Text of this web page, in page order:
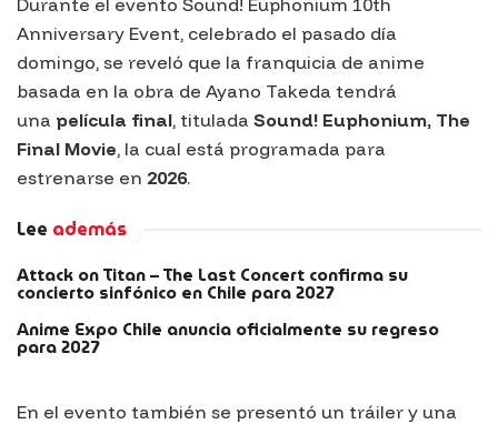
Anniversary Event, celebrado el pasado día
domingo, se reveló que la franquicia de anime
basada en la obra de Ayano Takeda tendrá
una película final, titulada Sound! Euphonium, The
Final Movie, la cual está programada para
estrenarse en 2026.
Lee además
Attack on Titan – The Last Concert confirma su
concierto sinfónico en Chile para 2027
Anime Expo Chile anuncia oficialmente su regreso
para 2027
En el evento también se presentó un tráiler y una